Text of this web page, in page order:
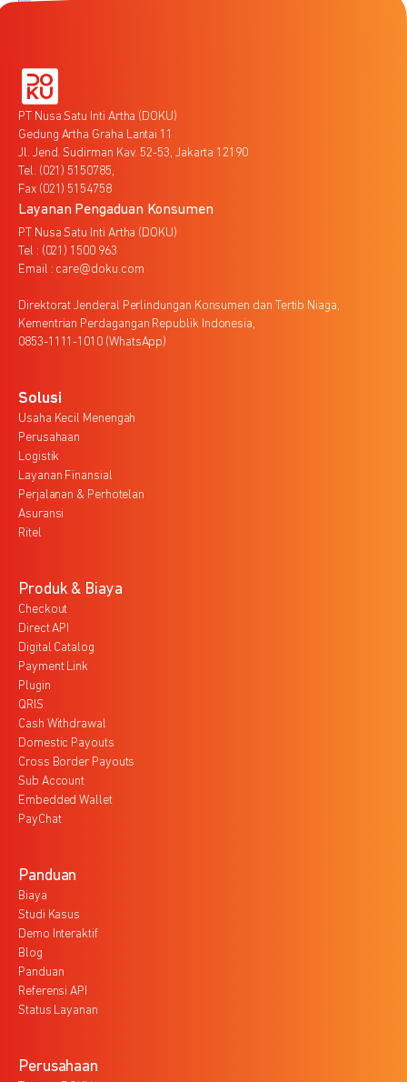
PT Nusa Satu Inti Artha (DOKU)
Gedung Artha Graha Lantai 11
Jl. Jend. Sudirman Kav. 52-53, Jakarta 12190
Tel. (021) 5150785,
Fax (021) 5154758
Layanan Pengaduan Konsumen
PT Nusa Satu Inti Artha (DOKU)
Tel : (021) 1500 963
Email : care@doku.com
Direktorat Jenderal Perlindungan Konsumen dan Tertib Niaga,
Kementrian Perdagangan Republik Indonesia,
0853-1111-1010 (WhatsApp)
Solusi
Usaha Kecil Menengah
Perusahaan
Logistik
Layanan Finansial
Perjalanan & Perhotelan
Asuransi
Ritel
Produk & Biaya
Checkout
Direct API
Digital Catalog
Payment Link
Plugin
QRIS
Cash Withdrawal
Domestic Payouts
Cross Border Payouts
Sub Account
Embedded Wallet
PayChat
Panduan
Biaya
Studi Kasus
Demo Interaktif
Blog
Panduan
Referensi API
Status Layanan
Perusahaan